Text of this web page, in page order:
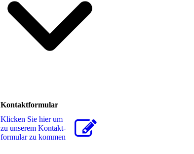
Kontaktformular
Klicken Sie hier um
zu unserem Kon­takt­
for­mu­lar zu kommen